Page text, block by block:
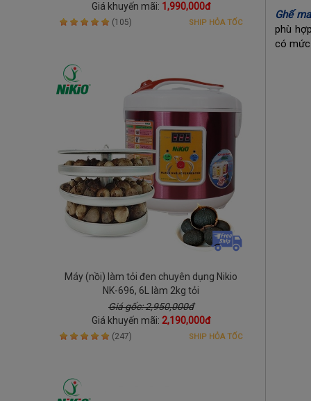
Giá khuyến mãi: 1,990,000đ
(105) SHIP HỎA TỐC
Máy (nồi) làm tỏi đen chuyên dụng Nikio
NK-696, 6L làm 2kg tỏi
Giá gốc: 2,950,000đ
Giá khuyến mãi: 2,190,000đ
(247) SHIP HỎA TỐC
Ghế
phù
có mức